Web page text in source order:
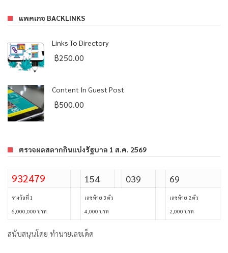
แพคเกจ BACKLINKS
Links To Directory
฿250.00
Content In Guest Post
฿500.00
ตรวจผลสลากกินแบ่งรัฐบาล 1 ส.ค. 2569
932479 154 039 69
รางวัลที่ 1
6,000,000 บาท
เลขท้าย 3 ตัว
4,000 บาท
เลขท้าย 2 ตัว
2,000 บาท
สนับสนุนโดย ทำนายเลขเด็ด